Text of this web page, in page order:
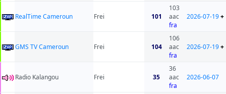
RealTime Cameroun Frei 101
103
aac
fra
2026-07-19+
GMS TV Cameroun Frei 104
106
aac
fra
2026-07-19+
Radio Kalangou Frei 35
36
aac
fra
2026-06-07